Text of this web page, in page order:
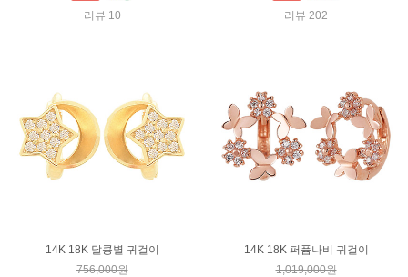
리뷰 10 리뷰 202
14K 18K 달콩별 귀걸이
756,000원
14K 18K 퍼퓸나비 귀걸이
1,019,000원